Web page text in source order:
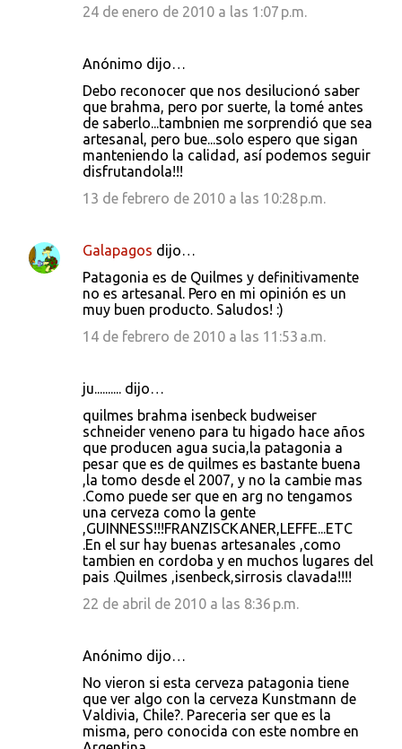
24 de enero de 2010 a las 1:07 p.m.
Anónimo dijo…
Debo reconocer que nos desilucionó saber
que brahma, pero por suerte, la tomé antes
de saberlo...tambnien me sorprendió que sea
artesanal, pero bue...solo espero que sigan
manteniendo la calidad, así podemos seguir
disfrutandola!!!
13 de febrero de 2010 a las 10:28 p.m.
Galapagos dijo…
Patagonia es de Quilmes y definitivamente
no es artesanal. Pero en mi opinión es un
muy buen producto. Saludos! :)
14 de febrero de 2010 a las 11:53 a.m.
ju.......... dijo…
quilmes brahma isenbeck budweiser
schneider veneno para tu higado hace años
que producen agua sucia,la patagonia a
pesar que es de quilmes es bastante buena
,la tomo desde el 2007, y no la cambie mas
.Como puede ser que en arg no tengamos
una cerveza como la gente
,GUINNESS!!!FRANZISCKANER,LEFFE...ETC
.En el sur hay buenas artesanales ,como
tambien en cordoba y en muchos lugares del
pais .Quilmes ,isenbeck,sirrosis clavada!!!!
22 de abril de 2010 a las 8:36 p.m.
Anónimo dijo…
No vieron si esta cerveza patagonia tiene
que ver algo con la cerveza Kunstmann de
Valdivia, Chile?. Pareceria ser que es la
misma, pero conocida con este nombre en